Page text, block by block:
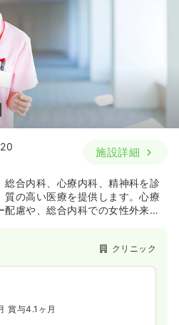
施設詳細
合内科、心療内科、精神科を診
の高い医療を提供します。心療
慮や、総合内科での女性外来も
クリニック
賞与4.1ヶ月